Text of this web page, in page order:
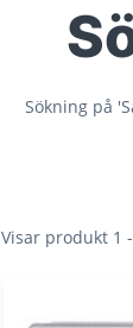
Sökning på
Visar produkt 1